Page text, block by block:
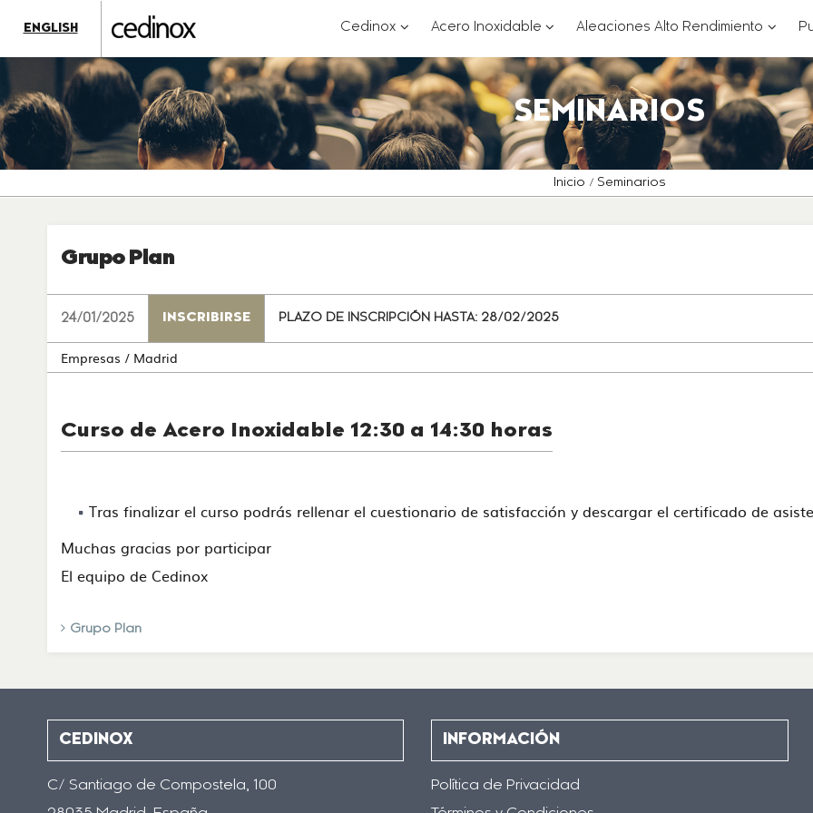
label.access.jump.content???
???
label.access.jump.header???
label.access.jump.footer???
???
label.access.jump.menu???
ENGLISH Cedinox???
Acero Inoxidable???
Aleaciones Alto Rendimiento ???
SEMINARIOS
Inicio Seminarios
Grupo Plan
24/01/2025 INSCRIBIRSE PLAZO DE INSCRIPCIÓN HASTA: 28/02/2025
Empresas / Madrid
Curso de Acero Inoxidable 12:30 a 14:30 horas
Tras finalizar el curso podrás rellenar el cuestionario de satisfacción y descargar el certificado de
Muchas gracias por participar
El equipo de Cedinox
Grupo Plan
CEDINOX
C/ Santiago de Compostela, 100
INFORMACIÓN
Política de Privacidad